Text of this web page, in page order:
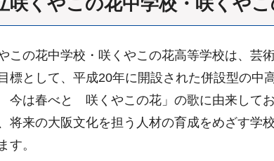
この花中学校・咲くやこの花高等学校は、芸
標として、平成20年に開設された併設型の
は春べと 咲くやこの花」の歌に由来してお
将来の大阪文化を担う人材の育成をめざす
す。